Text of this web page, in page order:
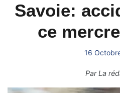
Savoie:
ce
16
ParLa